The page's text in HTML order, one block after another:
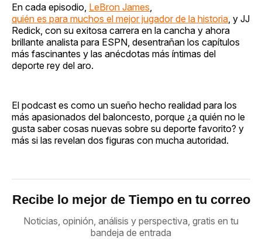
En cada episodio, LeBron James
quién es para muchos el mejor jugador de la historia , y JJ
Redick, con su exitosa carrera en la cancha y ahora
brillante analista para ESPN, desentrañan los capítulos
más fascinantes y las anécdotas más íntimas del
deporte rey del aro.
El podcast es como un sueño hecho realidad para los
más apasionados del baloncesto, porque ¿a quién no le
gusta saber cosas nuevas sobre su deporte favorito? y
más si las revelan dos figuras con mucha autoridad.
Recibe lo mejor de Tiempo en tu correo
Noticias, opinión, análisis y perspectiva, gratis en tu
bandeja de entrada